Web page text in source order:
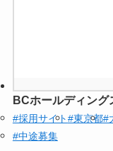
BCホールディング
#採用サイト#東京都#
#中途募集